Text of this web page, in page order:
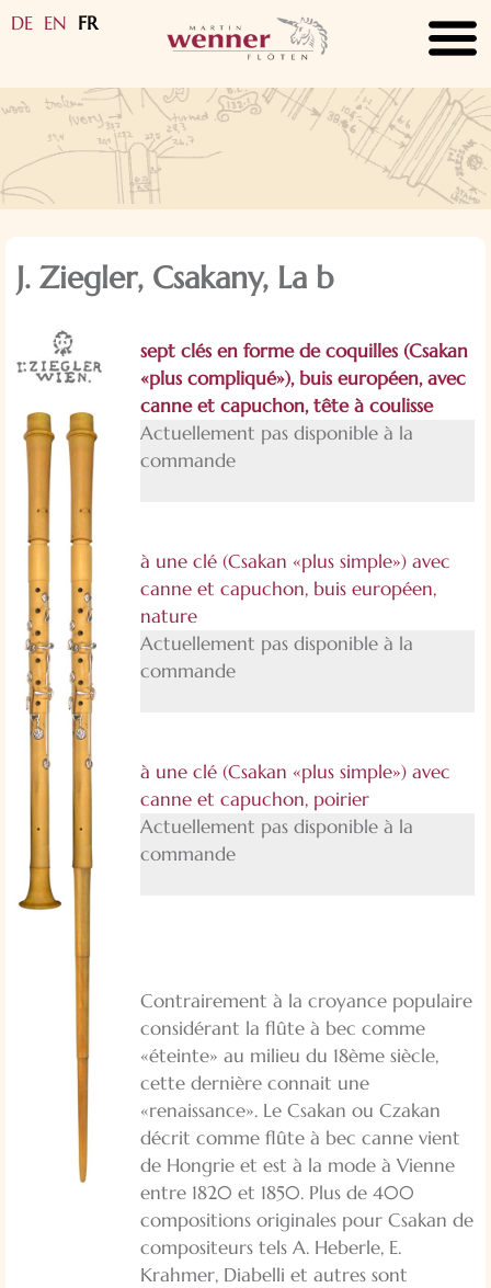
DE EN FR
J. Ziegler, Csakany, La b
sept clés en forme de coquilles (Csakan
«plus compliqué»), buis européen, avec
canne et capuchon, tête à coulisse
Actuellement pas disponible à la
commande
à une clé (Csakan «plus simple») avec
canne et capuchon, buis européen,
nature
Actuellement pas disponible à la
commande
à une clé (Csakan «plus simple») avec
canne et capuchon, poirier
Actuellement pas disponible à la
commande
Contrairement à la croyance populaire
considérant la flûte à bec comme
«éteinte» au milieu du 18ème siècle,
cette dernière connait une
«renaissance». Le Csakan ou Czakan
décrit comme flûte à bec canne vient
de Hongrie et est à la mode à Vienne
entre 1820 et 1850. Plus de 400
compositions originales pour Csakan de
compositeurs tels A. Heberle, E.
Krahmer, Diabelli et autres sont